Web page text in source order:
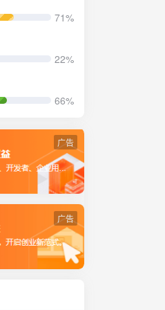
71%
22%
66%
广告
广告